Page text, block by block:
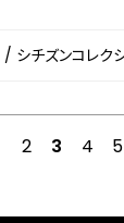
/ シチズンコレク
最初 前
2 3 4 5